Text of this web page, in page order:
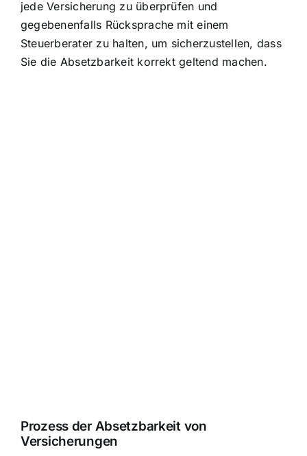
jede Versicherung zu überprüfen und
gegebenenfalls Rücksprache mit einem
Steuerberater zu halten, um sicherzustellen, dass
Sie die Absetzbarkeit korrekt geltend machen.
Prozess der Absetzbarkeit von
Versicherungen